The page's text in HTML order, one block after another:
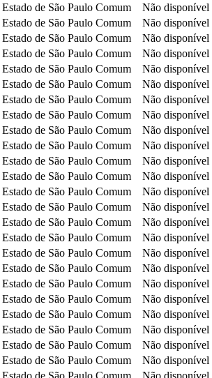
Estado de São Paulo Comum Não disponível
Estado de São Paulo Comum Não disponível
Estado de São Paulo Comum Não disponível
Estado de São Paulo Comum Não disponível
Estado de São Paulo Comum Não disponível
Estado de São Paulo Comum Não disponível
Estado de São Paulo Comum Não disponível
Estado de São Paulo Comum Não disponível
Estado de São Paulo Comum Não disponível
Estado de São Paulo Comum Não disponível
Estado de São Paulo Comum Não disponível
Estado de São Paulo Comum Não disponível
Estado de São Paulo Comum Não disponível
Estado de São Paulo Comum Não disponível
Estado de São Paulo Comum Não disponível
Estado de São Paulo Comum Não disponível
Estado de São Paulo Comum Não disponível
Estado de São Paulo Comum Não disponível
Estado de São Paulo Comum Não disponível
Estado de São Paulo Comum Não disponível
Estado de São Paulo Comum Não disponível
Estado de São Paulo Comum Não disponível
Estado de São Paulo Comum Não disponível
Estado de São Paulo Comum Não disponível
Estado de São Paulo Comum Não disponível